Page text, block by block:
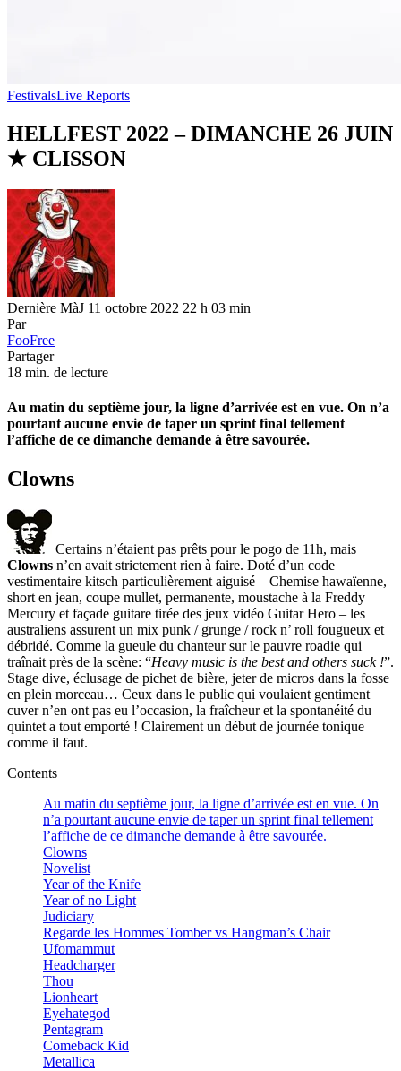
FestivalsLive Reports
HELLFEST 2022 – DIMANCHE 26 JUIN
★ CLISSON
Dernière MàJ 11 octobre 2022 22 h 03 min
Par
FooFree
Partager
18 min. de lecture
Au matin du septième jour, la ligne d’arrivée est en vue. On n’a
pourtant aucune envie de taper un sprint final tellement
l’affiche de ce dimanche demande à être savourée.
Clowns
Certains n’étaient pas prêts pour le pogo de 11h, mais
Clowns n’en avait strictement rien à faire. Doté d’un code
vestimentaire kitsch particulièrement aiguisé – Chemise hawaïenne,
short en jean, coupe mullet, permanente, moustache à la Freddy
Mercury et façade guitare tirée des jeux vidéo Guitar Hero – les
australiens assurent un mix punk / grunge / rock n’ roll fougueux et
débridé. Comme la gueule du chanteur sur le pauvre roadie qui
traînait près de la scène: “Heavy music is the best and others suck !”.
Stage dive, éclusage de pichet de bière, jeter de micros dans la fosse
en plein morceau… Ceux dans le public qui voulaient gentiment
cuver n’en ont pas eu l’occasion, la fraîcheur et la spontanéité du
quintet a tout emporté ! Clairement un début de journée tonique
comme il faut.
Contents
Au matin du septième jour, la ligne d’arrivée est en vue. On
n’a pourtant aucune envie de taper un sprint final tellement
l’affiche de ce dimanche demande à être savourée.
Clowns
Novelist
Year of the Knife
Year of no Light
Judiciary
Regarde les Hommes Tomber vs Hangman’s Chair
Ufomammut
Headcharger
Thou
Lionheart
Eyehategod
Pentagram
Comeback Kid
Metallica